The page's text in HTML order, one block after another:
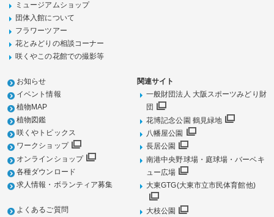
ミュージアムショップ
団体入館について
フラワーツアー
花とみどりの相談コーナー
咲くやこの花館での撮影等
お知らせ
イベント情報
植物MAP
植物図鑑
咲くやトピックス
ワークショップ
オンラインショップ
各種ダウンロード
求人情報・ボランティア募集
よくあるご質問
関連サイト
一般財団法人 大阪スポーツみどり財
団
花博記念公園 鶴見緑地
八幡屋公園
長居公園
南港中央野球場・庭球場・バーベキ
ュー広場
大東GTG(大東市立市民体育館他)
大枝公園